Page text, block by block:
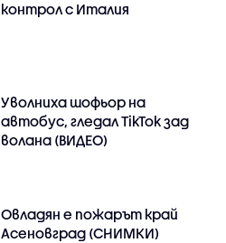
контрол с Италия
Уволниха шофьор на
автобус, гледал TikTok зад
волана (ВИДЕО)
Овладян е пожарът край
Асеновград (СНИМКИ)